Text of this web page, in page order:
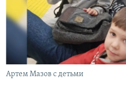
Артем Мазов с детьми